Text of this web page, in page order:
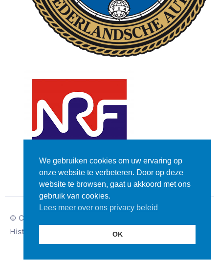
© Copyright – Dutch
Historic Rally Club
We gebruiken cookies om uw ervaring op
onze website te verbeteren. Door op deze
website te browsen, gaat u akkoord met ons
gebruik van cookies.
Lees meer over ons privacy beleid
OK